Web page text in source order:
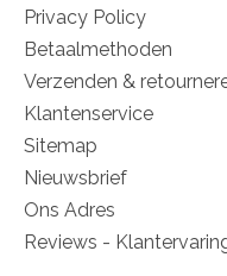
Privacy Policy
Betaalmethoden
Verzenden &
Klantenservice
Sitemap
Nieuwsbrief
Ons Adres
Reviews -